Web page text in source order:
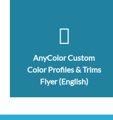
AnyColor Custom
Color Profiles & Trims
Flyer (English)